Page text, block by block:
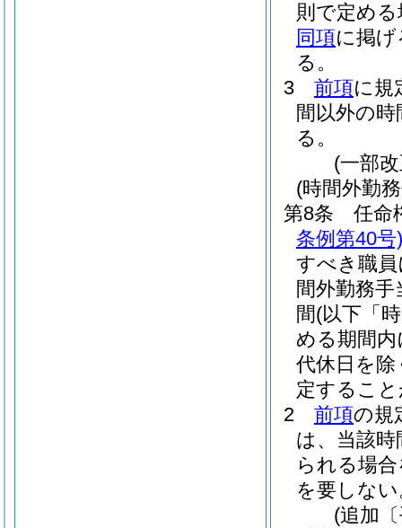
則で定め
同項に掲
る。
3
前項に規
間以外の
る。
(一部
(時間外勤
第8条
任命
条例第40号)
すべき職
間外勤務
間(以下「
める期間
代休日を除
定するこ
2
前項の規
は、当該
られる場
を要しな
(追加